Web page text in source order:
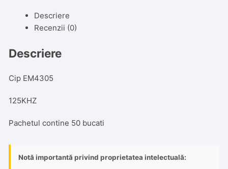
Descriere
Recenzii (0)
Descriere
Cip EM4305
125KHZ
Pachetul contine 50 bucati
Notă importantă privind proprietatea intelectuală: